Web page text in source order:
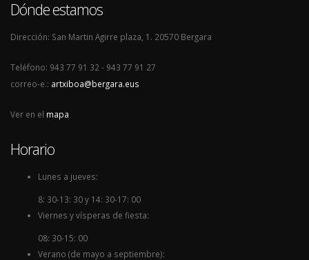
Dónde estamos
Dirección: San Martin Agirre plaza, 1. 20570 Bergara
Teléfono: 943 77 91 32 - 943 77 91 27
correo-e.: artxiboa@bergara.eus
Ver en el mapa
Horario
Lunes a jueves:
8: 30-13: 30 y 14: 30-17: 00
Viernes y vísperas de fiesta:
08: 30-15: 00
Verano (de mayo a septiembre):